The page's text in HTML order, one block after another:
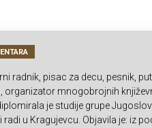
radnik, pisac za decu, pesnik,
organizator mnogobrojnih
je studije grupe
radi u Kragujevcu. Objavila je: iz